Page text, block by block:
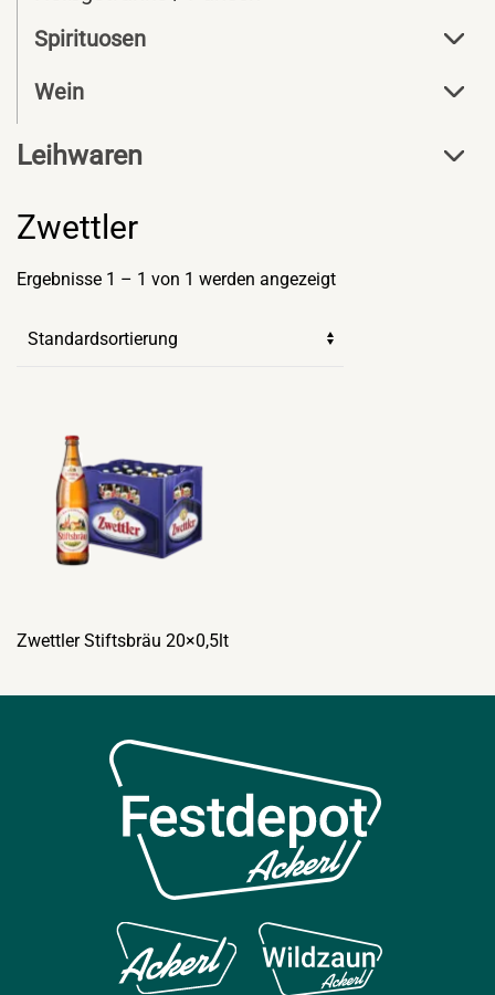
Spirituosen
Wein
Leihwaren
Zwettler
Ergebnisse 1 – 1 von 1 werden angezeigt
Zwettler Stiftsbräu 20×0,5lt